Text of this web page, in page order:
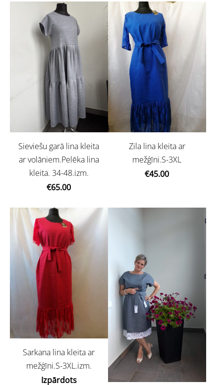
Sieviešu garā lina kleita
ar volāniem.Pelēka lina
kleita. 34-48.izm.
€65.00
Zila lina kleita ar
mežģīni.S-3XL
€45.00
Sarkana lina kleita ar
mežģīni.S-3XL.izm.
Izpārdots